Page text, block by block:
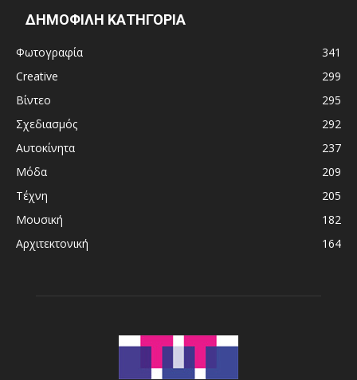
ΔΗΜΟΦΙΛΗ ΚΑΤΗΓΟΡΙΑ
Φωτογραφία
341
Creative
299
Βίντεο
295
Σχεδιασμός
292
Αυτοκίνητα
237
Μόδα
209
Τέχνη
205
Μουσική
182
Αρχιτεκτονική
164